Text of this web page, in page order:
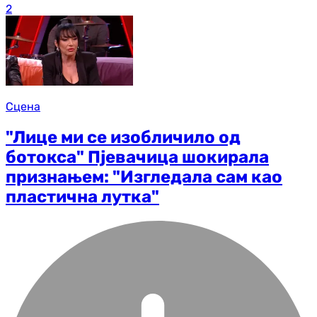
2
Сцена
"Лице ми се изобличило од
ботокса" Пјевачица шокирала
признањем: "Изгледала сам као
пластична лутка"